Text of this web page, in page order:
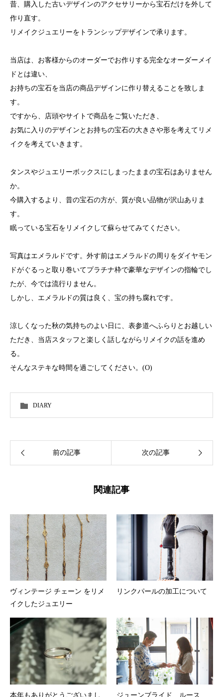
昔、購入した古いデザインのアクセサリーから宝石だけを外して
作り直す。
リメイクジュエリーをトランシップデザインで承ります。
当店は、お客様からのオーダーでお作りする完全なオーダーメイ
ドとは違い、
お持ちの宝石を当店の商品デザインに作り替えることを致しま
す。
ですから、店頭やサイトで商品をご覧いただき、
お気に入りのデザインとお持ちの宝石の大きさや形を考えてリメ
イクを考えていきます。
タンスやジュエリーボックスにしまったままの宝石はありません
か。
今購入するより、昔の宝石の方が、質が良い品物が沢山ありま
す。
眠っている宝石をリメイクして蘇らせてみてください。
写真はエメラルドです。外す前はエメラルドの周りをダイヤモン
ドがぐるっと取り巻いてプラチナ枠で豪華なデザインの指輪でし
たが、今では流行りません。
しかし、エメラルドの質は良く、宝の持ち腐れです。
涼しくなった秋の気持ちのよい日に、表参道へふらりとお越しい
ただき、当店スタッフと楽しく話しながらリメイクの話を進め
る。
そんなステキな時間を過ごしてください。(O)
DIARY
前の記事 次の記事
関連記事
ヴィンテージ チェーン をリメ
イクしたジュエリー
リンクパールの加工について
本年もありがとうございまし ジューンブライド ルース